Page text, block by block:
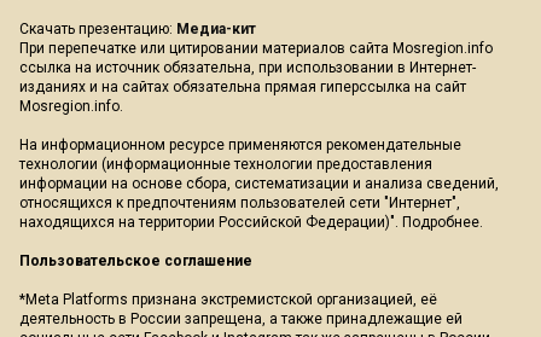
Скачать презентацию: Медиа-кит
При перепечатке или цитировании материалов сайта Mosregion.info
ссылка на источник обязательна, при использовании в Интернет-
изданиях и на сайтах обязательна прямая гиперссылка на сайт
Mosregion.info.
На информационном ресурсе применяются рекомендательные
технологии (информационные технологии предоставления
информации на основе сбора, систематизации и анализа сведений,
относящихся к предпочтениям пользователей сети "Интернет",
находящихся на территории Российской Федерации)". Подробнее.
Пользовательское соглашение
*Meta Platforms признана экстремистской организацией, её
деятельность в России запрещена, а также принадлежащие ей